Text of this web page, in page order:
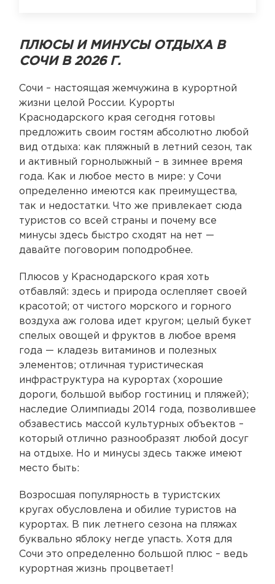
ПЛЮСЫ И МИНУСЫ ОТДЫХА В
СОЧИ В 2026 Г.
Сочи – настоящая жемчужина в курортной
жизни целой России. Курорты
Краснодарского края сегодня готовы
предложить своим гостям абсолютно любой
вид отдыха: как пляжный в летний сезон, так
и активный горнолыжный – в зимнее время
года. Как и любое место в мире: у Сочи
определенно имеются как преимущества,
так и недостатки. Что же привлекает сюда
туристов со всей страны и почему все
минусы здесь быстро сходят на нет —
давайте поговорим поподробнее.
Плюсов у Краснодарского края хоть
отбавляй: здесь и природа ослепляет своей
красотой; от чистого морского и горного
воздуха аж голова идет кругом; целый букет
спелых овощей и фруктов в любое время
года — кладезь витаминов и полезных
элементов; отличная туристическая
инфраструктура на курортах (хорошие
дороги, большой выбор гостиниц и пляжей);
наследие Олимпиады 2014 года, позволившее
обзавестись массой культурных объектов –
который отлично разнообразят любой досуг
на отдыхе. Но и минусы здесь также имеют
место быть:
Возросшая популярность в туристских
кругах обусловлена и обилие туристов на
курортах. В пик летнего сезона на пляжах
буквально яблоку негде упасть. Хотя для
Сочи это определенно большой плюс – ведь
курортная жизнь процветает!